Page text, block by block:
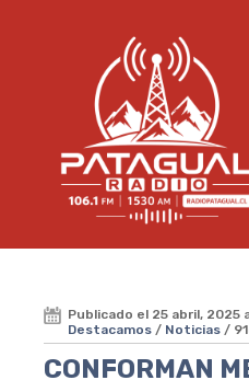
Publicado el 25 abril, 2025
Destacamos / Noticias /
CONFORMAN